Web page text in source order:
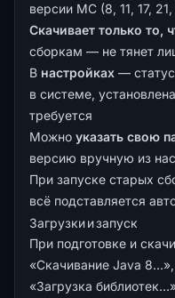
версии MC (8, 11, 17,
Скачивает только то,
сборкам — не тянет
В настройках —
в системе,
требуется
Можно указать свою
версию вручную из
При запуске старых
всё подставляется
Загрузки и запуск
При подготовке и
«Скачивание Java
«Загрузка